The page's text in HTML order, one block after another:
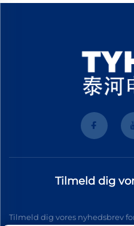
Tilmeld dig
Tilmeld dig vores nyhedsbrev